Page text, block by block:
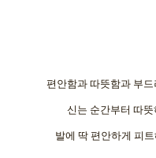
편안함과 따뜻함과 부
신는 순간부터 따
발에 딱 편안하게 피